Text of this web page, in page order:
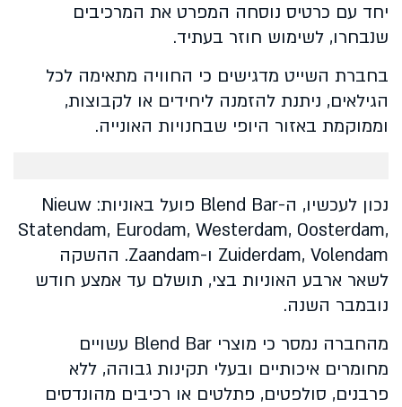
יחד עם כרטיס נוסחה המפרט את המרכיבים
שנבחרו, לשימוש חוזר בעתיד.
בחברת השייט מדגישים כי החוויה מתאימה לכל
הגילאים, ניתנת להזמנה ליחידים או לקבוצות,
וממוקמת באזור היופי שבחנויות האונייה.
נכון לעכשיו, ה-Blend Bar פועל באוניות: Nieuw
Statendam, Eurodam, Westerdam, Oosterdam,
Zuiderdam, Volendam ו-Zaandam. ההשקה
לשאר ארבע האוניות בצי, תושלם עד אמצע חודש
נובמבר השנה.
מהחברה נמסר כי מוצרי Blend Bar עשויים
מחומרים איכותיים ובעלי תקינות גבוהה, ללא
פרבנים, סולפטים, פתלטים או רכיבים מהונדסים